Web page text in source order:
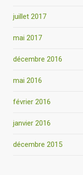
juillet 2017
mai 2017
décembre 2016
mai 2016
février 2016
janvier 2016
décembre 2015